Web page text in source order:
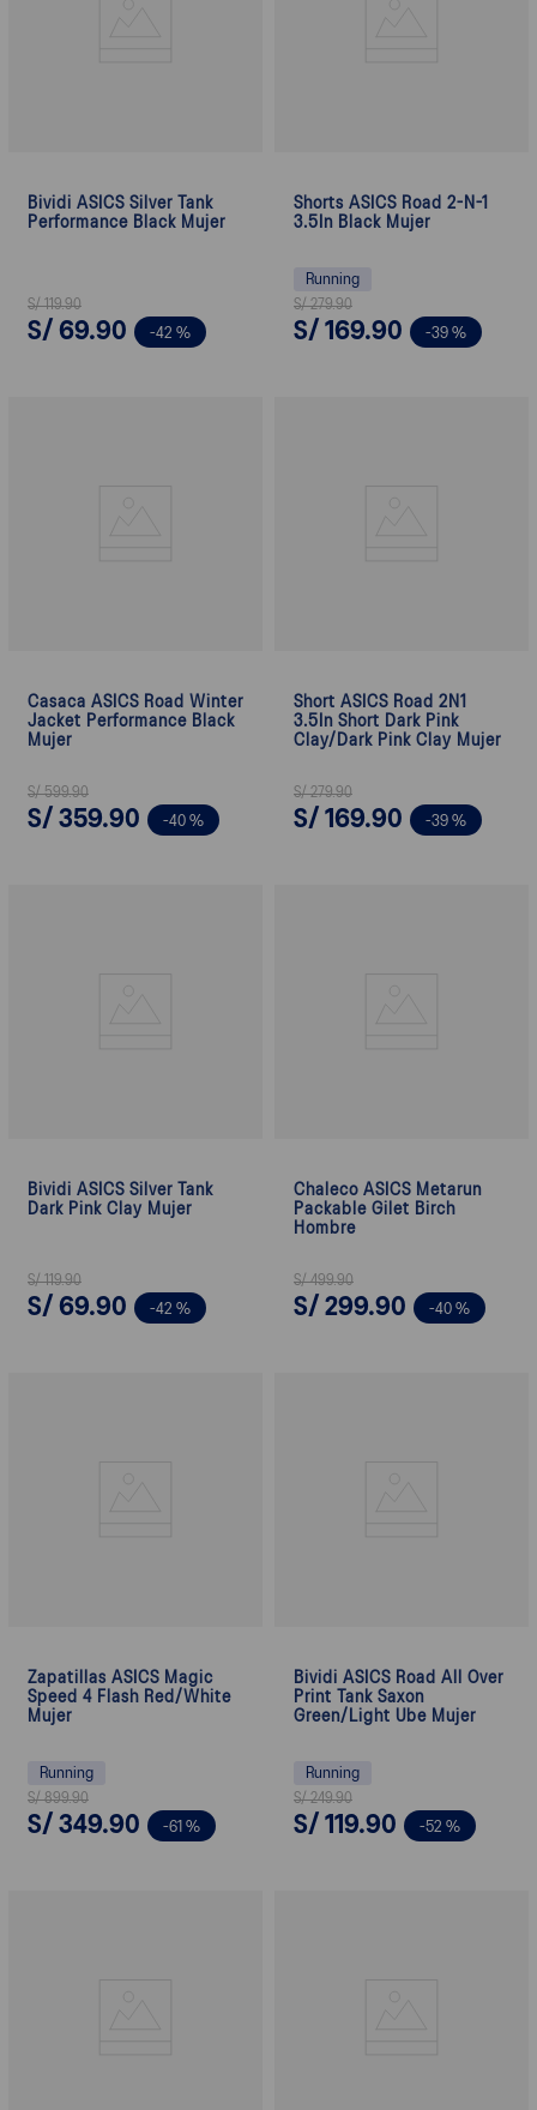
Bividi ASICS Silver Tank
Performance Black Mujer
S/ 119.90
S/ 69.90 -42 %
Shorts ASICS Road 2-N-1
3.5In Black Mujer
Running
S/ 279.90
S/ 169.90 -39 %
Casaca ASICS Road Winter
Jacket Performance Black
Mujer
S/ 599.90
S/ 359.90 -40 %
Short ASICS Road 2N1
3.5In Short Dark Pink
Clay/Dark Pink Clay Mujer
S/ 279.90
S/ 169.90 -39 %
Bividi ASICS Silver Tank
Dark Pink Clay Mujer
S/ 119.90
S/ 69.90 -42 %
Chaleco ASICS Metarun
Packable Gilet Birch
Hombre
S/ 499.90
S/ 299.90 -40 %
Zapatillas ASICS Magic
Speed 4 Flash Red/White
Mujer
Running
S/ 899.90
S/ 349.90 -61 %
Bividi ASICS Road All Over
Print Tank Saxon
Green/Light Ube Mujer
Running
S/ 249.90
S/ 119.90 -52 %